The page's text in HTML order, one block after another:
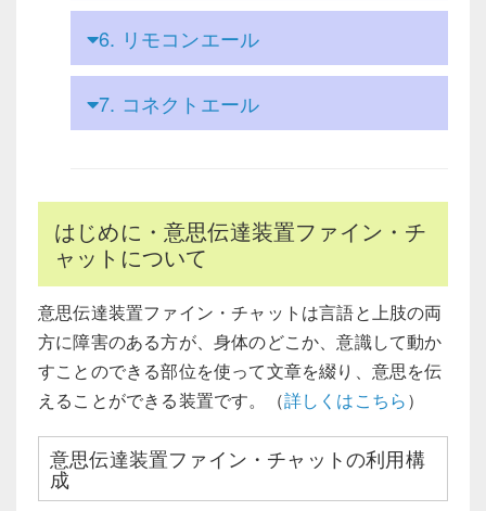
6. リモコンエール
7. コネクトエール
はじめに・意思伝達装置ファイン・チ
ャットについて
意思伝達装置ファイン・チャットは言語と上肢の両
方に障害のある方が、身体のどこか、意識して動か
すことのできる部位を使って文章を綴り、意思を伝
えることができる装置です。（詳しくはこちら）
意思伝達装置ファイン・チャットの利用構
成